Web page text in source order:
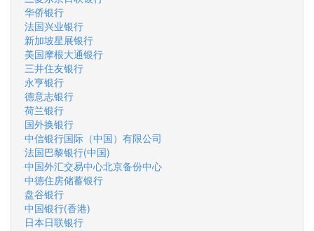
华侨银行
法国兴业银行
新加坡星展银行
美国摩根大通银行
三井住友银行
永亨银行
德意志银行
荷兰银行
国外换银行
中信银行国际（中国）有限公司
法国巴黎银行(中国)
中国外汇交易中心北京备份中心
中德住房储蓄银行
盘谷银行
中国银行(香港)
日本日联银行